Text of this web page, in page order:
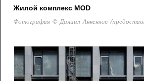
Жилой комплекс MOD
Фотография © Даниил Анненков /